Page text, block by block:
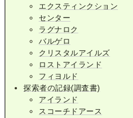
エクスティンクション
センター
ラグナロク
バルゲロ
クリスタルアイルズ
ロストアイランド
フィヨルド
探索者の記録(調査書)
アイランド
スコーチドアース